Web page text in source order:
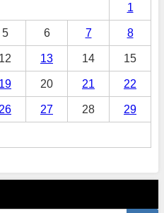
1
5 6 7 8
12 13 14 15
19 20 21 22
26 27 28 29